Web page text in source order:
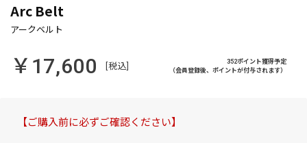
Arc Belt
￥17,600 [税込]
352ポイント獲得予定
（会員登録後、ポイントが付与されます）
【ご購入前に必ずご確認ください】